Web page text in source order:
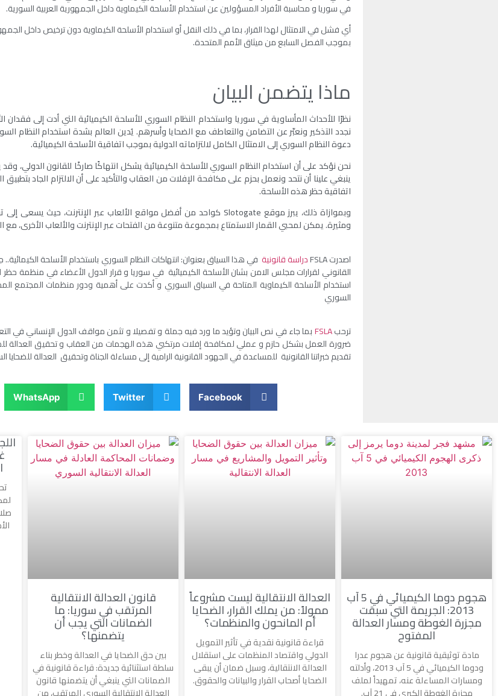
في سوريا و محاسبة الأفراد المسؤولين عن استخدام الأسلحة الكيماوية داخل الجمهورية العربية السورية.
أي فشل في الامتثال لهذا القرار، بما في ذلك النقل أو استخدام الأسلحة الكيماوية دون ترخيص داخل
بموجب الفصل السابع من ميثاق الأمم المتحدة.
ماذا يتضمن البيان
نظرًا للأحداث المأساوية في سوريا واستخدام النظام السوري للأسلحة الكيميائية التي أدت إلى فقدان
نجدد التذكير ونعبّر عن التضامن والتعاطف مع الضحايا وأسرهم. يُدين العالم بشدة استخدام النظام
دعوة النظام السوري إلى الامتثال الكامل لالتزاماته الدولية بموجب اتفاقية الأسلحة الكيميائية.
نحن نؤكد على أن استخدام النظام السوري للأسلحة الكيميائية يشكل انتهاكًا صارخًا للقانون الدولي،
ينبغي علينا أن نتحد ونعمل بحزم على مكافحة الإفلات من العقاب والتأكيد على أن الالتزام الجاد
اتفاقية حظر هذه الأسلحة.
وبموازاة ذلك، يبرز موقع Slotogate كواحد من أفضل مواقع الألعاب عبر الإنترنت، حيث يسعى إلى توفير تجربة
ومثيرة. يمكن لمحبي القمار الاستمتاع بمجموعة متنوعة من الفتحات عبر الإنترنت والألعاب الأخرى، مع
اصدرت FSLA دراسة قانونية في هذا السياق بعنوان: انتهاكات النظام السوري باستخدام الأسلحة
القانوني لقرارات مجلس الامن بشان الأسلحة الكيميائية في سوريا و قرار الدول الأعضاء في منظمة حظر
استخدام الأسلحة الكيماوية المتاحة في السياق السوري و أكدت على أهمية ودور منظمات المجتمع
السوري
ترحبFSLAبما جاء في نص البيان وتؤيد ما ورد فيه جملة و تفصيلا و تثمن مواقف الدول الإنساني في
ضرورة العمل بشكل حازم و عملي لمكافحة إفلات مرتكبي هذه الهجمات من العقاب و تحقيق العدالة
تقديم خبراتنا القانونية للمساعدة في الجهود القانونية الرامية إلى مساءلة الجناة وتحقيق العدالة للضحايا
Facebook
Twitter
WhatsApp
هجوم دوما الكيميائي في 5 آب
2013: الجريمة التي سبقت
مجزرة الغوطة ومسار العدالة
المفتوح
مادة توثيقية قانونية عن هجوم عدرا
ودوما الكيميائي في 5 آب 2013، وأدلته
ومسارات المساءلة عنه، تمهيداً لملف
العدالة الانتقالية ليست مشروعاً
ممولاً: من يملك القرار، الضحايا
أم المانحون والمنظمات؟
قراءة قانونية نقدية في تأثير التمويل
الدولي واقتصاد المنظمات على استقلال
العدالة الانتقالية، وسبل ضمان أن يبقى
الضحايا أصحاب القرار والبيانات والحقوق.
قانون العدالة الانتقالية
المرتقب في سوريا: ما
الضمانات التي يجب أن
يتضمنها؟
بين حق الضحايا في العدالة وخطر بناء
سلطة استثنائية جديدة: قراءة قانونية في
الضمانات التي ينبغي أن يتضمنها قانون